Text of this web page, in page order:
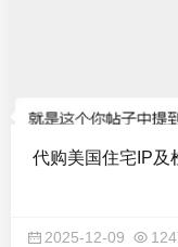
代购美国住宅IP及
2025-12-09